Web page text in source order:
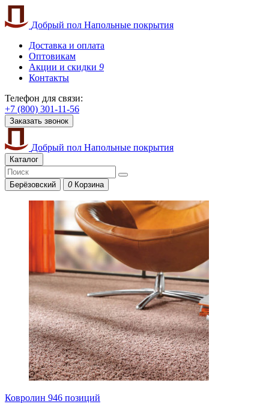
Добрый пол Напольные покрытия
Доставка и оплата
Оптовикам
Акции и скидки 9
Контакты
Телефон для связи:
+7 (800) 301-11-56
Заказать звонок
Добрый пол Напольные покрытия
Каталог
Берёзовский 0 Корзина
Ковролин 946 позиций